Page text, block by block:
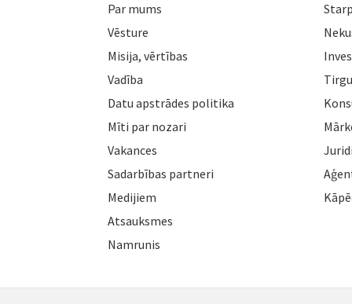
Par mums
Vēsture
Misija, vērtības
Vadība
Datu apstrādes politika
Mīti par nozari
Vakances
Sadarbības partneri
Medijiem
Atsauksmes
Namrunis